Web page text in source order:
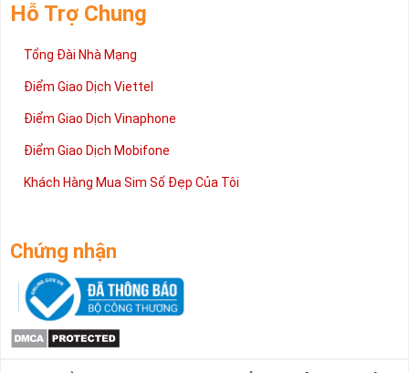
Hỗ Trợ Chung
Tổng Đài Nhà Mạng
Điểm Giao Dịch Viettel
Điểm Giao Dịch Vinaphone
Điểm Giao Dịch Mobifone
Khách Hàng Mua Sim Số Đẹp Của Tôi
Chứng nhận